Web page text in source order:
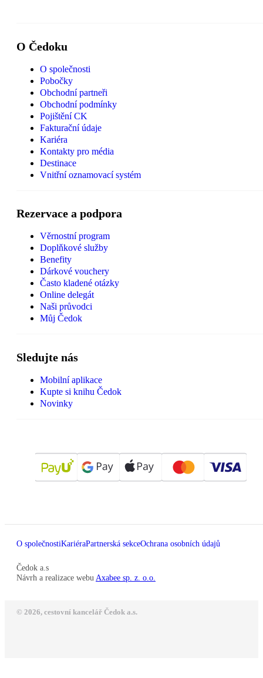
O Čedoku
O společnosti
Pobočky
Obchodní partneři
Obchodní podmínky
Pojištění CK
Fakturační údaje
Kariéra
Kontakty pro média
Destinace
Vnitřní oznamovací systém
Rezervace a podpora
Věrnostní program
Doplňkové služby
Benefity
Dárkové vouchery
Často kladené otázky
Online delegát
Naši průvodci
Můj Čedok
Sledujte nás
Mobilní aplikace
Kupte si knihu Čedok
Novinky
O společnostiKariéraPartnerská sekceOchrana osobních údajů
Čedok a.s
Návrh a realizace webu Axabee sp. z. o.o.
© 2026, cestovní kancelář Čedok a.s.